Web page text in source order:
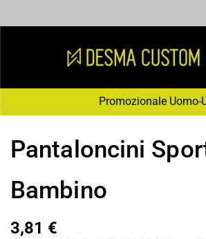
al
Promozionale Uomo-
Pantaloncini
Bambino
3,81 €